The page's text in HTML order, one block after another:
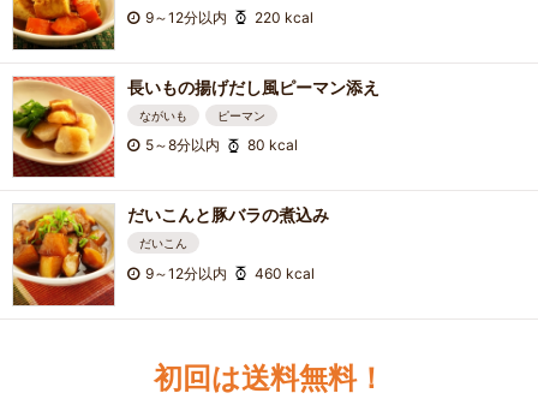
9～12分以内 220 kcal
長いもの揚げだし風ピーマン添え
ながいも ピーマン
5～8分以内 80 kcal
だいこんと豚バラの煮込み
だいこん
9～12分以内 460 kcal
初回は送料無料！